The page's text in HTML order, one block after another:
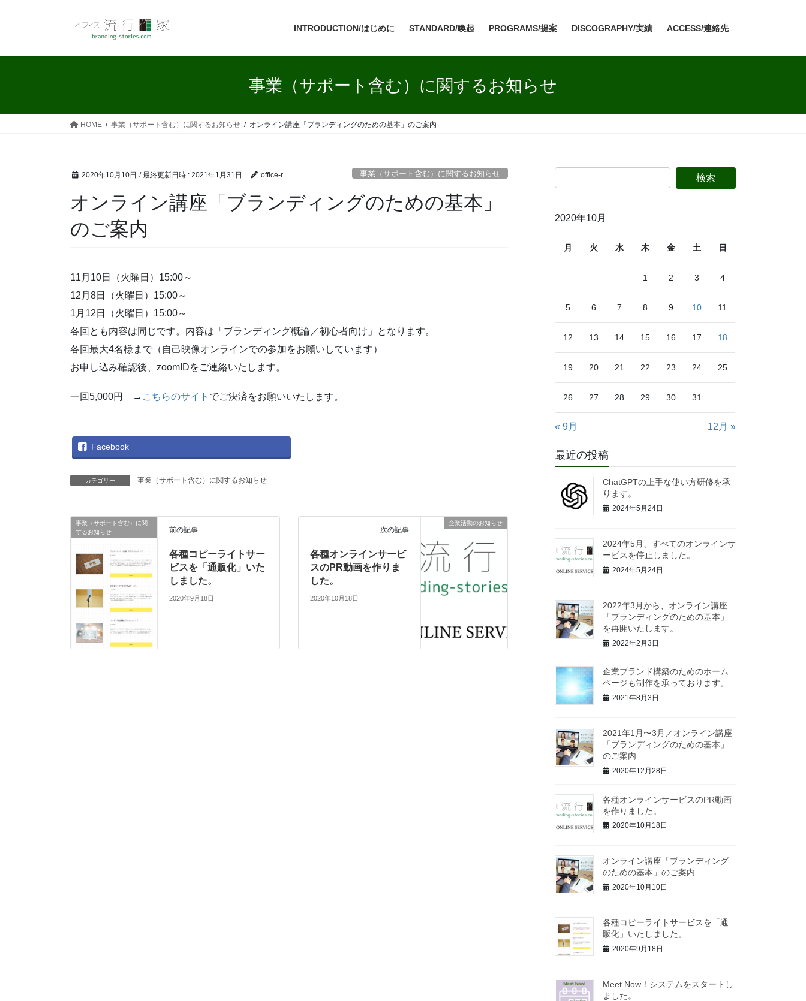
INTRODUCTION/はじめに STANDARD/喚起 PROGRAMS/提案 DISCOGRAPHY/実績 ACCESS/連絡先
事業（サポート含む）に関するお知らせ
HOME 事業（サポート含む）に関するお知らせ オンライン講座「ブランディングのための基本」のご案内
2020年10月10日 / 最終更新日時 : 2021年1月31日 office-r 事業（サポート含む）に関するお知らせ
オンライン講座「ブランディングのための基本」
のご案内
11月10日（火曜日）15:00～
12月8日（火曜日）15:00～
1月12日（火曜日）15:00～
各回とも内容は同じです。内容は「ブランディング概論／初心者向け」となります。
各回最大4名様まで（自己映像オンラインでの参加をお願いしています）
お申し込み確認後、zoomIDをご連絡いたします。
一回5,000円 → こちらのサイト でご決済をお願いいたします。
Facebook
カテゴリー 事業（サポート含む）に関するお知らせ
事業（サポート含む）に関
するお知らせ
前の記事
各種コピーライトサー
ビスを「通販化」いた
しました。
2020年9月18日
企業活動のお知らせ
次の記事
各種オンラインサービ
スのPR動画を作りま
した。
2020年10月18日
索:
2020年10月
月 火 水 木 金 土 日
1 2 3 4
5 6 7 8 9 10 11
12 13 14 15 16 17 18
19 20 21 22 23 24 25
26 27 28 29 30 31
« 9月 12月 »
最近の投稿
ChatGPTの上手な使い方研修を承
ります。
2024年5月24日
2024年5月、すべてのオンラインサ
ービスを停止しました。
2024年5月24日
2022年3月から、オンライン講座
「ブランディングのための基本」
を再開いたします。
2022年2月3日
企業ブランド構築のためのホーム
ページも制作を承っております。
2021年8月3日
2021年1月〜3月／オンライン講座
「ブランディングのための基本」
のご案内
2020年12月28日
各種オンラインサービスのPR動画
を作りました。
2020年10月18日
オンライン講座「ブランディング
のための基本」のご案内
2020年10月10日
各種コピーライトサービスを「通
販化」いたしました。
2020年9月18日
Meet Now！システムをスタートし
ました。